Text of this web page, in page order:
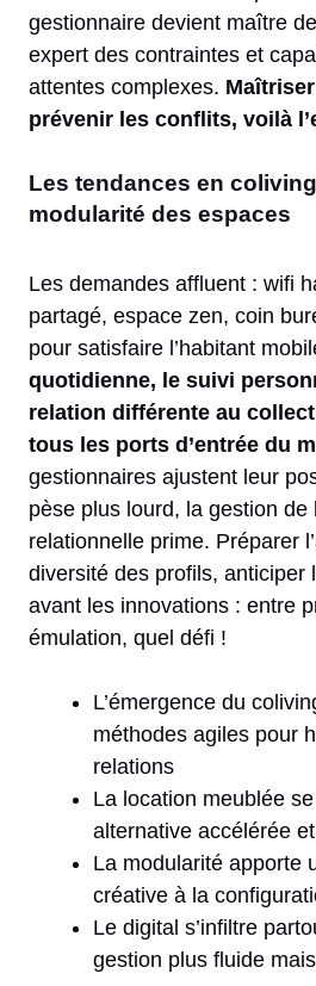
gestionnaire devient maître
expert des contraintes et
attentes complexes.
prévenir les conflits, voilà
Les tendances en
modularité des espaces
Les demandes affluent : wifi
partagé, espace zen, coin
pour satisfaire l’habitant
quotidienne, le suivi
relation différente au
tous les ports d’entrée du
gestionnaires ajustent leur
pèse plus lourd, la gestion de
relationnelle prime. Préparer
diversité des profils, anticiper
avant les innovations : entre
émulation, quel défi !
L’émergence du
méthodes agiles pour
relations
La location meublée
alternative accélérée
La modularité apporte
créative à la
Le digital s’infiltre
gestion plus fluide